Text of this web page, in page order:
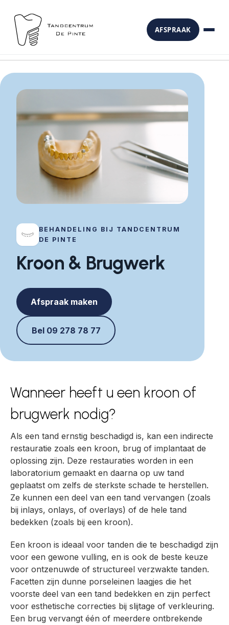
AFSPRAAK
BEHANDELING BIJ TANDCENTRUM
DE PINTE
Kroon & Brugwerk
Afspraak maken
Bel 09 278 78 77
Wanneer heeft u een kroon of
brugwerk nodig?
Als een tand ernstig beschadigd is, kan een indirecte
restauratie zoals een kroon, brug of implantaat de
oplossing zijn. Deze restauraties worden in een
laboratorium gemaakt en daarna op uw tand
geplaatst om zelfs de sterkste schade te herstellen.
Ze kunnen een deel van een tand vervangen (zoals
bij inlays, onlays, of overlays) of de hele tand
bedekken (zoals bij een kroon).
Een kroon is ideaal voor tanden die te beschadigd zijn
voor een gewone vulling, en is ook de beste keuze
voor ontzenuwde of structureel verzwakte tanden.
Facetten zijn dunne porseleinen laagjes die het
voorste deel van een tand bedekken en zijn perfect
voor esthetische correcties bij slijtage of verkleuring.
Een brug vervangt één of meerdere ontbrekende